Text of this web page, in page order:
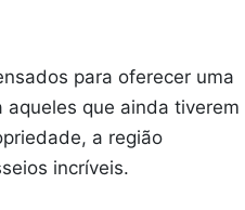
para oferecer uma
aqueles que ainda tiverem
a região
incríveis.